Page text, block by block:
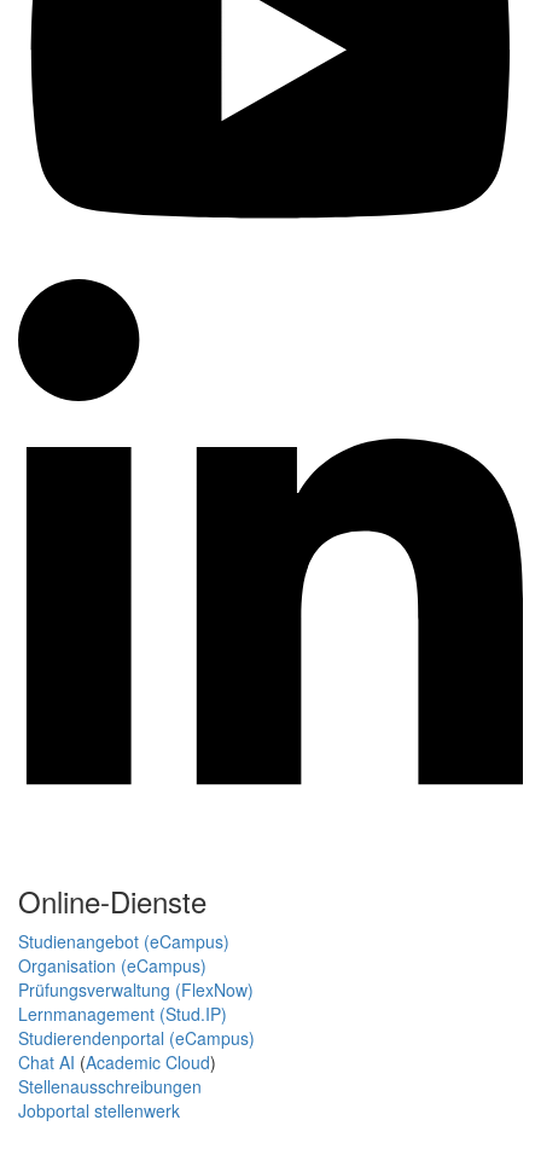
Online-Dienste
Studienangebot (eCampus)
Organisation (eCampus)
Prüfungsverwaltung (FlexNow)
Lernmanagement (Stud.IP)
Studierendenportal (eCampus)
Chat AI (Academic Cloud)
Stellenausschreibungen
Jobportal stellenwerk